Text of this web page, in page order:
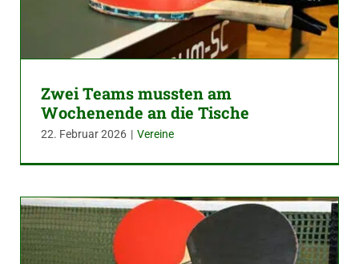
Zwei Teams mussten am
Wochenende an die Tische
22. Februar 2026 | Vereine